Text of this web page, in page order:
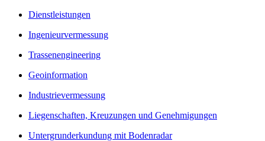
Dienstleistungen
Ingenieurvermessung
Trassenengineering
Geoinformation
Industrievermessung
Liegenschaften, Kreuzungen und Genehmigungen
Untergrunderkundung mit Bodenradar